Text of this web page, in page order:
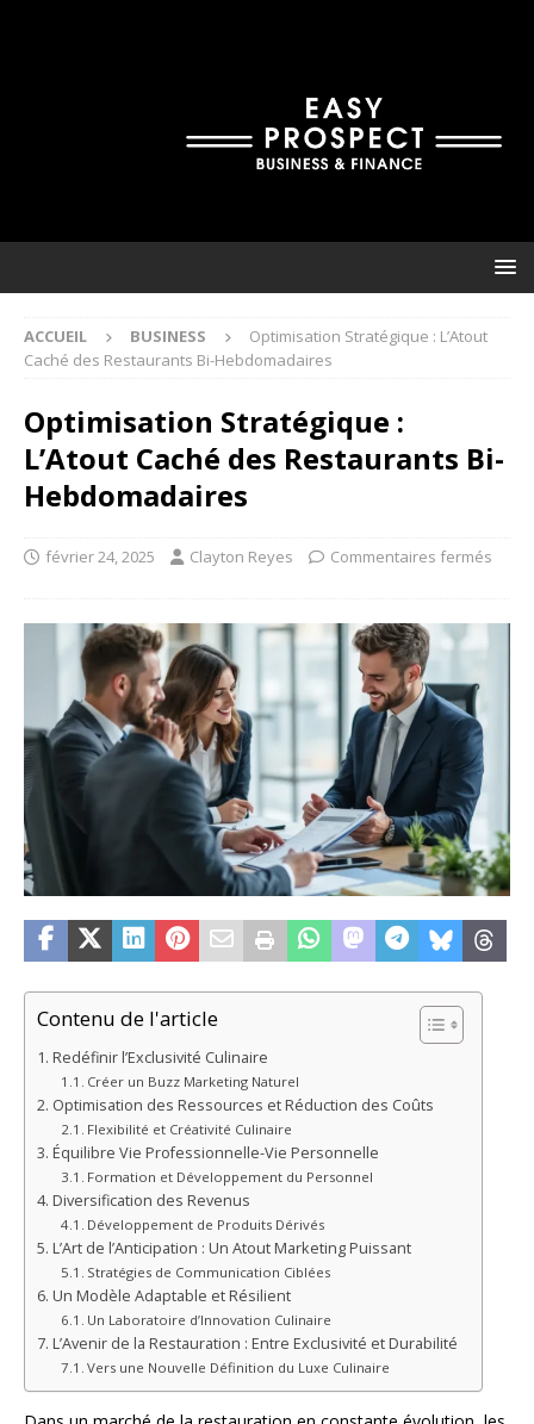
ACCUEIL BUSINESS
Optimisation Stratégique : L’Atout
Caché des Restaurants Bi-Hebdomadaires
Optimisation Stratégique :
L’Atout Caché des Restaurants Bi-
Hebdomadaires
février 24, 2025 Clayton Reyes Commentaires fermés
Contenu de l'article
Redéfinir l’Exclusivité Culinaire
Créer un Buzz Marketing Naturel
Optimisation des Ressources et Réduction des Coûts
Flexibilité et Créativité Culinaire
Équilibre Vie Professionnelle-Vie Personnelle
Formation et Développement du Personnel
Diversification des Revenus
Développement de Produits Dérivés
L’Art de l’Anticipation : Un Atout Marketing Puissant
Stratégies de Communication Ciblées
Un Modèle Adaptable et Résilient
Un Laboratoire d’Innovation Culinaire
L’Avenir de la Restauration : Entre Exclusivité et Durabilité
Vers une Nouvelle Définition du Luxe Culinaire